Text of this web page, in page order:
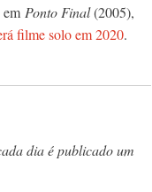
Ponto Final(2005),
filme solo em 2020.
dia é publicado um